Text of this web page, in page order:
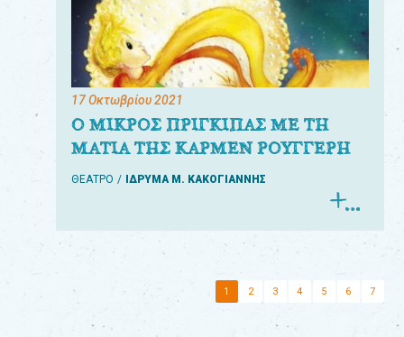
17 Οκτωβρίου 2021
Ο ΜΙΚΡΟΣ ΠΡΙΓΚΙΠΑΣ ΜΕ ΤΗ
ΜΑΤΙΑ ΤΗΣ ΚΑΡΜΕΝ ΡΟΥΓΓΕΡΗ
ΘΕΑΤΡΟ ΙΔΡΥΜΑ Μ. ΚΑΚΟΓΙΑΝΝΗΣ
1 2 3 4 5 6 7